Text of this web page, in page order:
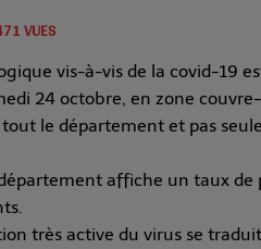
VUES
vis-à-vis de la covid-19
24 octobre, en zone
le département et pas
affiche un taux de
très active du virus se